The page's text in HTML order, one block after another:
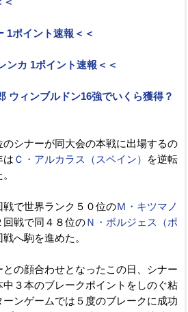
1ポイント速報＜＜
ンカ 1ポイント速報＜＜
ウィンブルドン16強でいくら獲得？
のシナーが同大会の本戦に出場するの
は Ｃ・アルカラス（スペイン）
を逆転
で世界ランク５０位のＭ・キツマノ
回戦で同４８位のＮ・ボルジェス（ポ
へ駒を進めた。
との顔合わせとなったこの日、シナー
３本のブレークポイントをしのぐ粘
ーンゲームでは５度のブレークに成功